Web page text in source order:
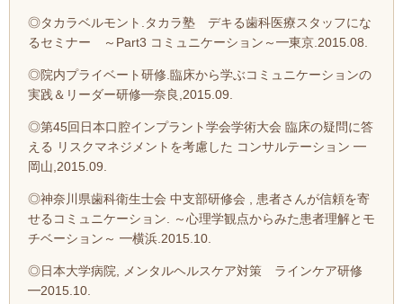
◎タカラベルモント.タカラ塾 デキる歯科医療スタッフにな
るセミナー ～Part3 コミュニケーション～━東京.2015.08.
◎院内プライベート研修.臨床から学ぶコミュニケーションの
実践＆リーダー研修━奈良,2015.09.
◎第45回日本口腔インプラント学会学術大会 臨床の疑問に答
える リスクマネジメントを考慮した コンサルテーション ━
岡山,2015.09.
◎神奈川県歯科衛生士会 中支部研修会 , 患者さんが信頼を寄
せるコミュニケーション. ～心理学観点からみた患者理解とモ
チベーション～ ━横浜.2015.10.
◎日本大学病院, メンタルヘルスケア対策 ラインケア研修
━2015.10.